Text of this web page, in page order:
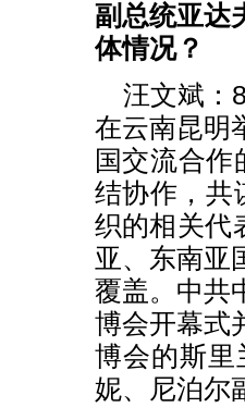
副总统亚达
体情况？
汪文斌：
在云南昆明
国交流合
结协作，共
织的相关代
亚、东南亚
覆盖。中共
博会开幕式
博会的斯里
妮、尼泊尔